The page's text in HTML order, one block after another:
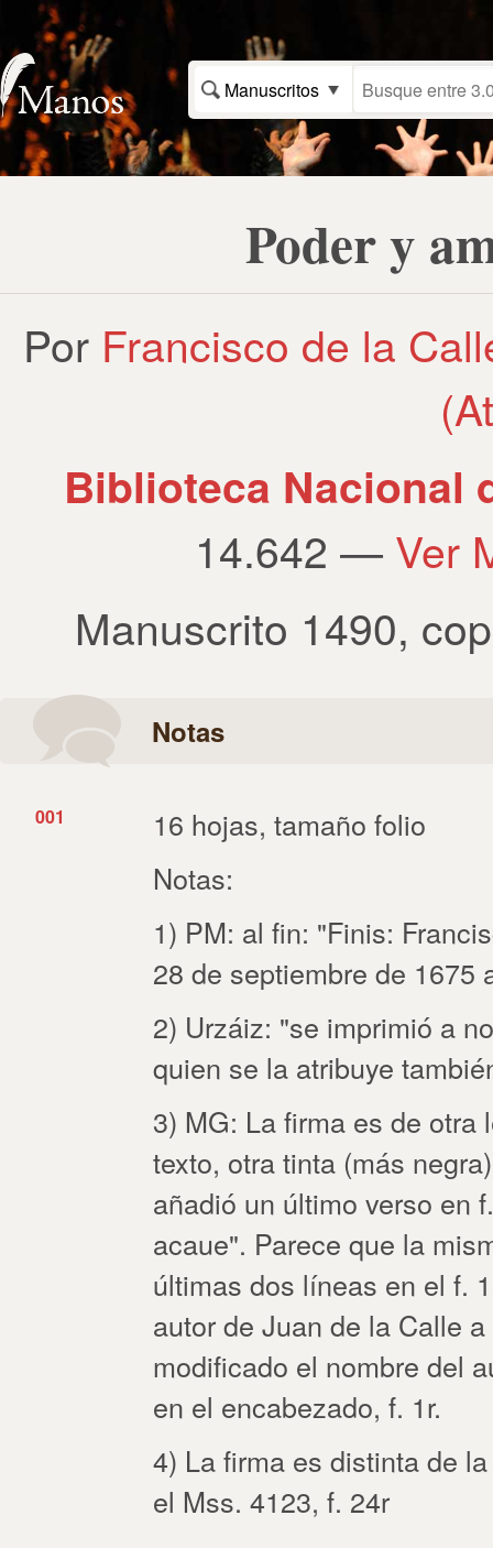
Manuscritos
Poder y
Por Francisco de la
Biblioteca Nacional
14.642 — Ver
Manuscrito 1490,
Notas
001
16 hojas, tamaño folio
Notas:
1) PM: al fin: "Finis:
28 de septiembre de 1675
2) Urzáiz: "se imprimió a
quien se la atribuye
3) MG: La firma es de
texto, otra tinta (más
añadió un último verso en
acaue". Parece que la
últimas dos líneas en el f.
autor de Juan de la Calle
modificado el nombre del
en el encabezado, f. 1r.
4) La firma es distinta de
el Mss. 4123, f. 24r